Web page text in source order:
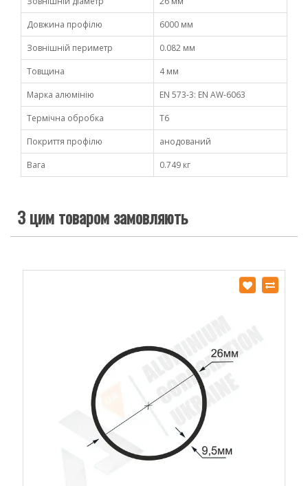
Довжина профілю
6000 мм
Зовнішній периметр
0.082 мм
Товщина
4 мм
Марка алюмінію
EN 573-3: EN AW-6063
Термічна обробка
Т6
Покриття профілю
анодований
Вага
0.749 кг
З цим товаром замовляють